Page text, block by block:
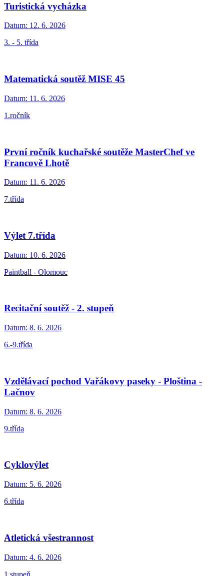
Turistická vycházka
Datum: 12. 6. 2026
3. - 5. třída
Matematická soutěž MISE 45
Datum: 11. 6. 2026
1.ročník
První ročník kuchařské soutěže MasterChef ve
Francově Lhotě
Datum: 11. 6. 2026
7.třída
Výlet 7.třída
Datum: 10. 6. 2026
Paintball - Olomouc
Recitační soutěž - 2. stupeň
Datum: 8. 6. 2026
6.-9.třída
Vzdělávací pochod Vařákovy paseky - Ploština -
Lačnov
Datum: 8. 6. 2026
9.třída
Cyklovýlet
Datum: 5. 6. 2026
6.třída
Atletická všestrannost
Datum: 4. 6. 2026
1.stupeň